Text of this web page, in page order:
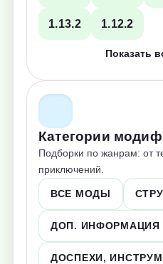
1.13.2 1.12.2
Показать
Категории
Подборки по жанрам: от
приключений.
ВСЕ МОДЫ
ДОП. ИНФОРМАЦИЯ
ДОСПЕХИ,